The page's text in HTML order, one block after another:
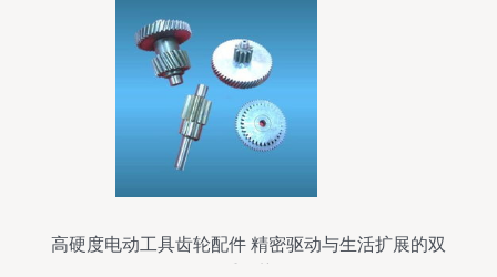
高硬度电动工具齿轮配件 精密驱动与生活扩展的双